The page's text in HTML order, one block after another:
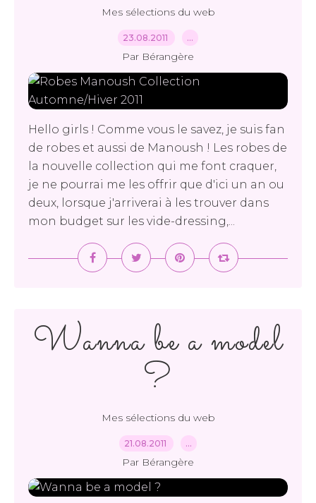
Mes sélections du web
23.08.2011 …
Par Bérangère
Hello girls ! Comme vous le savez, je suis fan
de robes et aussi de Manoush ! Les robes de
la nouvelle collection qui me font craquer,
je ne pourrai me les offrir que d'ici un an ou
deux, lorsque j'arriverai à les trouver dans
mon budget sur les vide-dressing,...
Wanna be a model
?
Mes sélections du web
21.08.2011 …
Par Bérangère